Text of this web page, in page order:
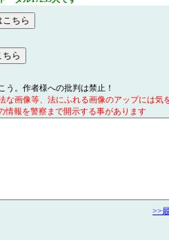
う。作者様への批判は禁止！
な画像等、法にふれる画像のアップには気
情報を警察まで開示する事があります
>>